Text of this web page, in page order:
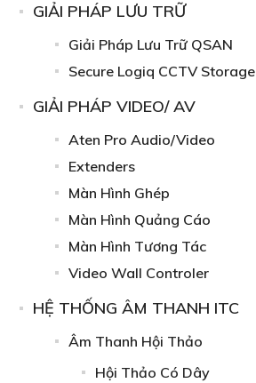
GIẢI PHÁP LƯU TRỮ
Giải Pháp Lưu Trữ QSAN
Secure Logiq CCTV Storage
GIẢI PHÁP VIDEO/ AV
Aten Pro Audio/Video
Extenders
Màn Hình Ghép
Màn Hình Quảng Cáo
Màn Hình Tương Tác
Video Wall Controler
HỆ THỐNG ÂM THANH ITC
Âm Thanh Hội Thảo
Hội Thảo Có Dây